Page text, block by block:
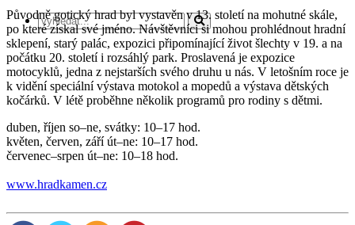
Původně gotický hrad byl vystavěn v 13. století na mohutné skále,
po které získal své jméno. Návštěvníci si mohou prohlédnout hradní
sklepení, starý palác, expozici připomínající život šlechty v 19. a na
počátku 20. století i rozsáhlý park. Proslavená je expozice
motocyklů, jedna z nejstarších svého druhu u nás. V letošním roce je
k vidění speciální výstava motokol a mopedů a výstava dětských
kočárků. V létě proběhne několik programů pro rodiny s dětmi.
duben, říjen so–ne, svátky: 10–17 hod.
květen, červen, září út–ne: 10–17 hod.
červenec–srpen út–ne: 10–18 hod.
www.hradkamen.cz